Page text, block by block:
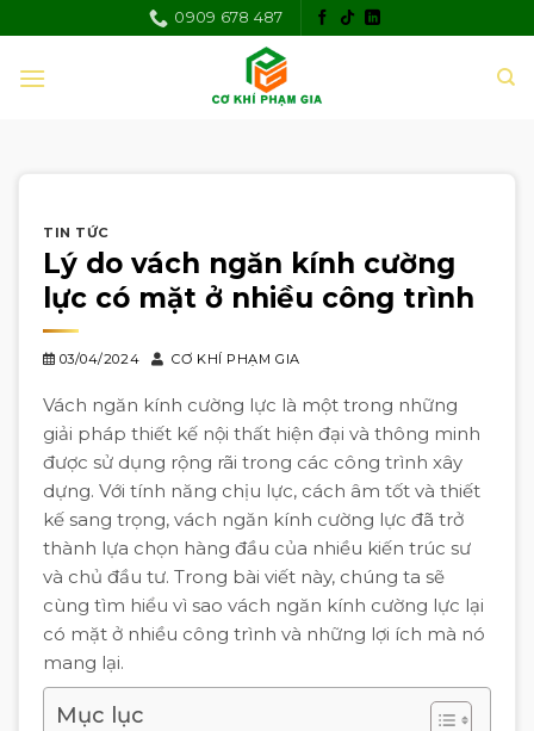
content
0909 678 487
TIN TỨC
Lý do vách ngăn kính cường
lực có mặt ở nhiều công trình
03/04/2024 CƠ KHÍ PHẠM GIA
Vách ngăn kính cường lực là một trong những
giải pháp thiết kế nội thất hiện đại và thông minh
được sử dụng rộng rãi trong các công trình xây
dựng. Với tính năng chịu lực, cách âm tốt và thiết
kế sang trọng, vách ngăn kính cường lực đã trở
thành lựa chọn hàng đầu của nhiều kiến trúc sư
và chủ đầu tư. Trong bài viết này, chúng ta sẽ
cùng tìm hiểu vì sao vách ngăn kính cường lực lại
có mặt ở nhiều công trình và những lợi ích mà nó
mang lại.
Mục lục